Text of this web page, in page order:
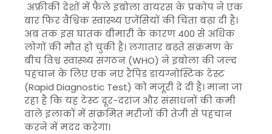
अफ्रीकी देशों में फैले इबोला वायरस के प्रकोप ने एक
बार फिर वैश्विक स्वास्थ्य एजेंसियों की चिंता बढ़ा दी है।
अब तक इस घातक बीमारी के कारण 400 से अधिक
लोगों की मौत हो चुकी है। लगातार बढ़ते संक्रमण के
बीच विश्व स्वास्थ्य संगठन (WHO) ने इबोला की जल्द
पहचान के लिए एक नए रैपिड डायग्नोस्टिक टेस्ट
(Rapid Diagnostic Test) को मंजूरी दे दी है। माना जा
रहा है कि यह टेस्ट दूर-दराज और संसाधनों की कमी
वाले इलाकों में संक्रमित मरीजों की तेजी से पहचान
करने में मदद करेगा।